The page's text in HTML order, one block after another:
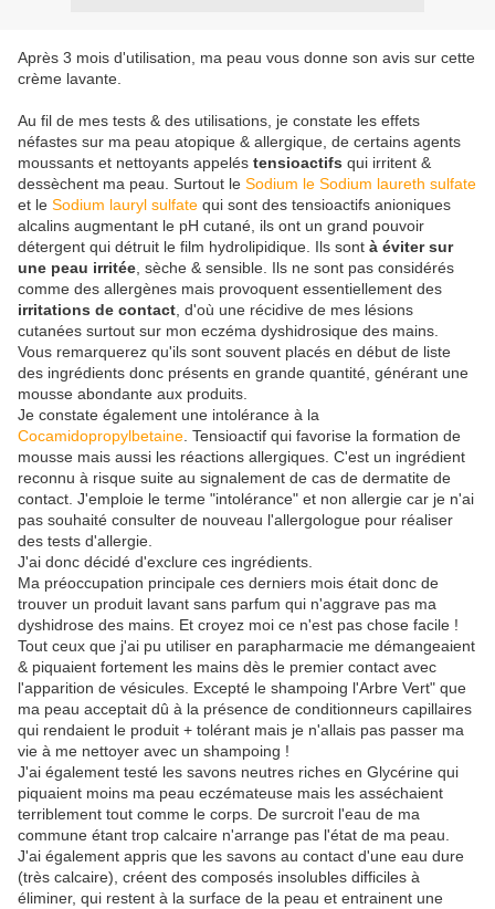
Après 3 mois d'utilisation, ma peau vous donne son avis sur cette
crème lavante.
Au fil de mes tests & des utilisations, je constate les effets
néfastes sur ma peau atopique & allergique, de certains agents
moussants et nettoyants appelés tensioactifs qui irritent &
dessèchent ma peau. Surtout le Sodium le Sodium laureth sulfate
et le Sodium lauryl sulfate qui sont des tensioactifs anioniques
alcalins augmentant le pH cutané, ils ont un grand pouvoir
détergent qui détruit le film hydrolipidique. Ils sont à éviter sur
une peau irritée , sèche & sensible. Ils ne sont pas considérés
comme des allergènes mais provoquent essentiellement des
irritations de contact , d'où une récidive de mes lésions
cutanées surtout sur mon eczéma dyshidrosique des mains.
Vous remarquerez qu'ils sont souvent placés en début de liste
des ingrédients donc présents en grande quantité, générant une
mousse abondante aux produits.
Je constate également une intolérance à la
Cocamidopropylbetaine . Tensioactif qui favorise la formation de
mousse mais aussi les réactions allergiques. C'est un ingrédient
reconnu à risque suite au signalement de cas de dermatite de
contact. J'emploie le terme "intolérance" et non allergie car je n'ai
pas souhaité consulter de nouveau l'allergologue pour réaliser
des tests d'allergie.
J'ai donc décidé d'exclure ces ingrédients.
Ma préoccupation principale ces derniers mois était donc de
trouver un produit lavant sans parfum qui n'aggrave pas ma
dyshidrose des mains. Et croyez moi ce n'est pas chose facile !
Tout ceux que j'ai pu utiliser en parapharmacie me démangeaient
& piquaient fortement les mains dès le premier contact avec
l'apparition de vésicules. Excepté le shampoing l'Arbre Vert" que
ma peau acceptait dû à la présence de conditionneurs capillaires
qui rendaient le produit + tolérant mais je n'allais pas passer ma
vie à me nettoyer avec un shampoing !
J'ai également testé les savons neutres riches en Glycérine qui
piquaient moins ma peau eczémateuse mais les asséchaient
terriblement tout comme le corps. De surcroit l'eau de ma
commune étant trop calcaire n'arrange pas l'état de ma peau.
J'ai également appris que les savons au contact d'une eau dure
(très calcaire), créent des composés insolubles difficiles à
éliminer, qui restent à la surface de la peau et entrainent une